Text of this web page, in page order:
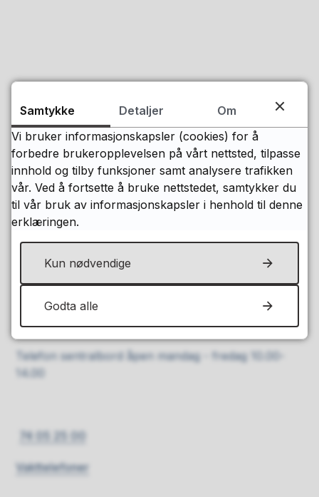
Levanger kommune
Postboks 130, 7601 Levanger
Besøksadresse:
Håkon den godes gt. 30, Levanger
Send e-post
E-dialog - sikker innsending av post
Servicekontoret i rådhuset
Mandag - torsdag
10.00 - 14.00
Telefon sentralbord åpen mandag - fredag 10.00-
14.00
74 05 25 00
Vakttelefoner
Samtykke Detaljer
Om
Vi bruker informasjonskapsler (cookies) for å
forbedre brukeropplevelsen på vårt nettsted, tilpasse
innhold og tilby funksjoner samt analysere trafikken
vår. Ved å fortsette å bruke nettstedet, samtykker du
til vår bruk av informasjonskapsler i henhold til denne
erklæringen.
Kun nødvendige
Godta alle